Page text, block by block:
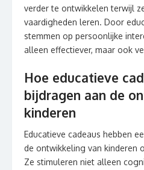
verder te ontwikkelen terwijl
vaardigheden leren. Door
stemmen op persoonlijke
alleen effectiever, maar ook
Hoe educatieve
bijdragen aan de
kinderen
Educatieve cadeaus hebben
de ontwikkeling van kinderen
Ze stimuleren niet alleen